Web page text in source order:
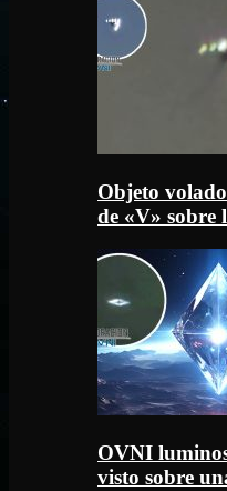
Objeto
de «V» sobre
OVNI
visto sobre